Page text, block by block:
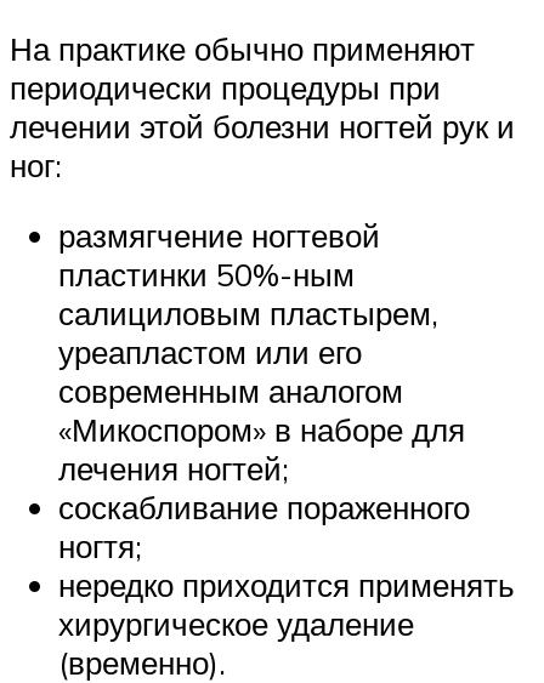
На практике обычно применяют
периодически процедуры при
лечении этой болезни ногтей рук и
ног:
размягчение ногтевой
пластинки 50%-ным
салициловым пластырем,
уреапластом или его
современным аналогом
«Микоспором» в наборе для
лечения ногтей;
соскабливание пораженного
ногтя;
нередко приходится применять
хирургическое удаление
(временно).